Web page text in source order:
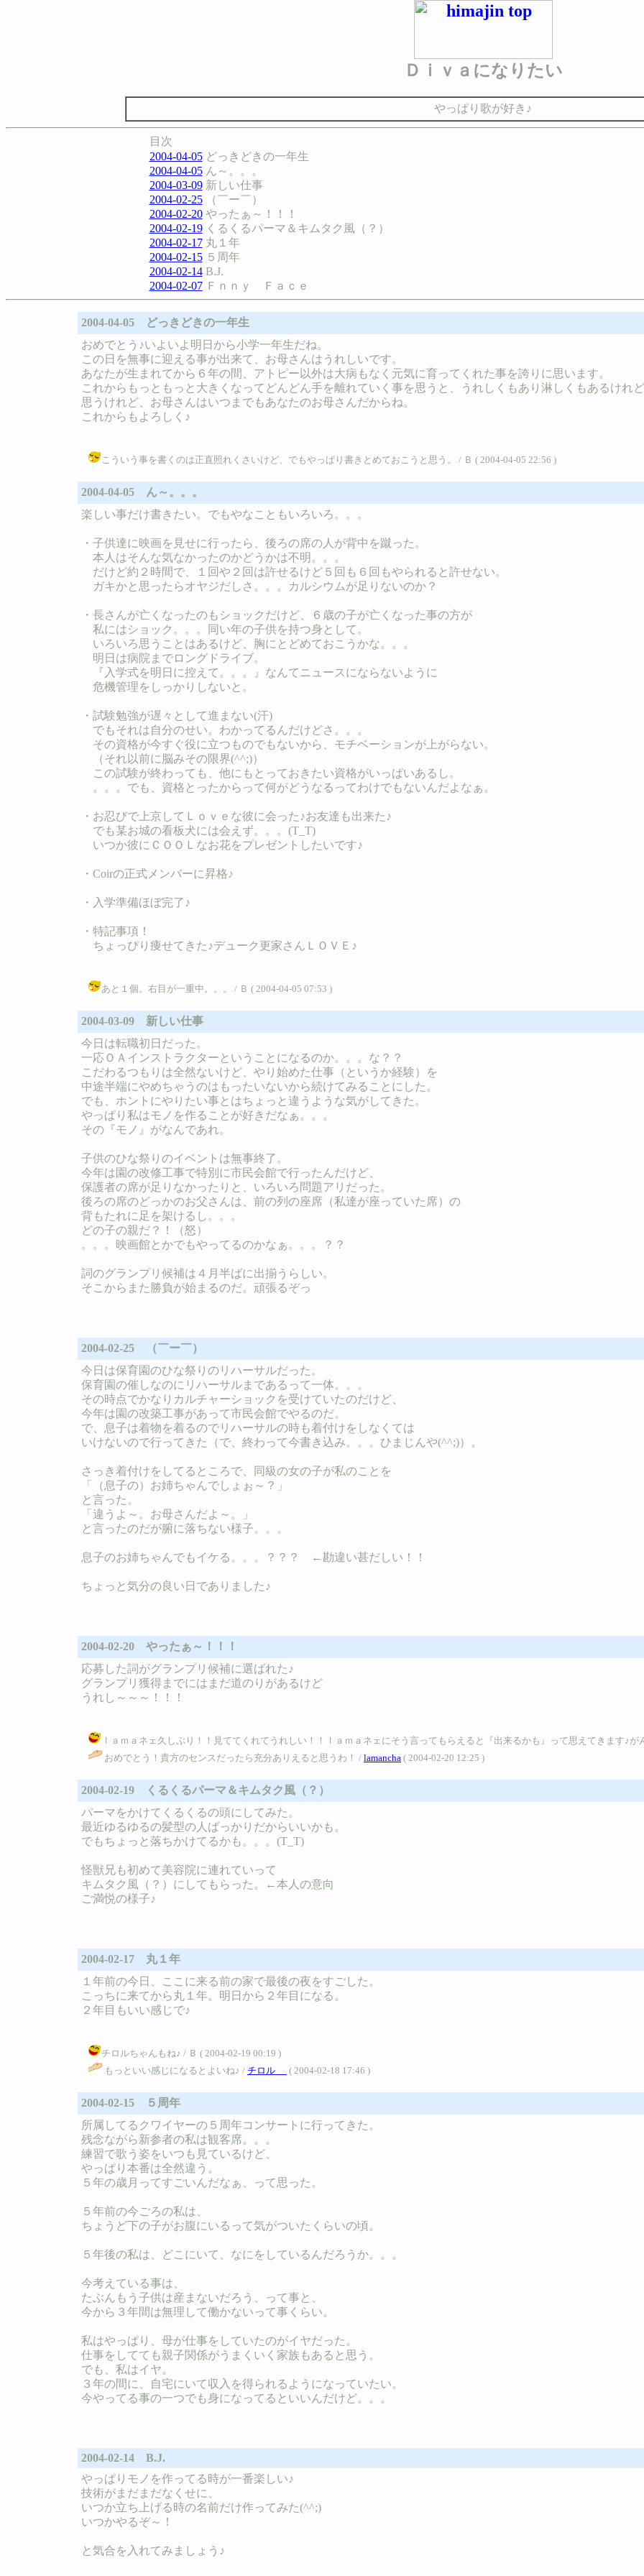
Ｄｉｖａになりたい
やっぱり歌が好き♪
目次
2004-04-05どっきどきの一年生
2004-04-05ん～。。。
2004-03-09新しい仕事
2004-02-25（￣ー￣）
2004-02-20やったぁ～！！！
2004-02-19くるくるパーマ＆キムタク風（？）
2004-02-17丸１年
2004-02-15５周年
2004-02-14B.J.
2004-02-07Ｆｎｎｙ Ｆａｃｅ
2004-04-05 どっきどきの一年生
おめでとう♪いよいよ明日から小学一年生だね。
この日を無事に迎える事が出来て、お母さんはうれしいです。
あなたが生まれてから６年の間、アトピー以外は大病もなく元気に育ってくれた事を誇りに思います。
これからもっともっと大きくなってどんどん手を離れていく事を思うと、うれしくもあり淋しくもあるけれ
思うけれど、お母さんはいつまでもあなたのお母さんだからね。
これからもよろしく♪
こういう事を書くのは正直照れくさいけど、でもやっぱり書きとめておこうと思う。 / Ｂ ( 2004-04-05 22:56 )
2004-04-05 ん～。。。
楽しい事だけ書きたい。でもやなこともいろいろ。。。
・子供達に映画を見せに行ったら、後ろの席の人が背中を蹴った。
本人はそんな気なかったのかどうかは不明。。。
だけど約２時間で、１回や２回は許せるけど５回も６回もやられると許せない。
ガキかと思ったらオヤジだしさ。。。カルシウムが足りないのか？
・長さんが亡くなったのもショックだけど、６歳の子が亡くなった事の方が
私にはショック。。。同い年の子供を持つ身として。
いろいろ思うことはあるけど、胸にとどめておこうかな。。。
明日は病院までロングドライブ。
『入学式を明日に控えて。。。』なんてニュースにならないように
危機管理をしっかりしないと。
・試験勉強が遅々として進まない(汗)
でもそれは自分のせい。わかってるんだけどさ。。。
その資格が今すぐ役に立つものでもないから、モチベーションが上がらない。
（それ以前に脳みその限界(^^;)）
この試験が終わっても、他にもとっておきたい資格がいっぱいあるし。
。。。でも、資格とったからって何がどうなるってわけでもないんだよなぁ。
・お忍びで上京してＬｏｖｅな彼に会った♪お友達も出来た♪
でも某お城の看板犬には会えず。。。(T_T)
いつか彼にＣＯＯＬなお花をプレゼントしたいです♪
・Coirの正式メンバーに昇格♪
・入学準備ほぼ完了♪
・特記事項！
ちょっぴり痩せてきた♪デューク更家さんＬＯＶＥ♪
あと１個。右目が一重中。。。 / Ｂ ( 2004-04-05 07:53 )
2004-03-09 新しい仕事
今日は転職初日だった。
一応ＯＡインストラクターということになるのか。。。な？？
こだわるつもりは全然ないけど、やり始めた仕事（というか経験）を
中途半端にやめちゃうのはもったいないから続けてみることにした。
でも、ホントにやりたい事とはちょっと違うような気がしてきた。
やっぱり私はモノを作ることが好きだなぁ。。。
その『モノ』がなんであれ。
子供のひな祭りのイベントは無事終了。
今年は園の改修工事で特別に市民会館で行ったんだけど、
保護者の席が足りなかったりと、いろいろ問題アリだった。
後ろの席のどっかのお父さんは、前の列の座席（私達が座っていた席）の
背もたれに足を架けるし。。。
どの子の親だ？！（怒）
。。。映画館とかでもやってるのかなぁ。。。？？
詞のグランプリ候補は４月半ばに出揃うらしい。
そこからまた勝負が始まるのだ。頑張るぞっ
2004-02-25 （￣ー￣）
今日は保育園のひな祭りのリハーサルだった。
保育園の催しなのにリハーサルまであるって一体。。。
その時点でかなりカルチャーショックを受けていたのだけど、
今年は園の改築工事があって市民会館でやるのだ。
で、息子は着物を着るのでリハーサルの時も着付けをしなくては
いけないので行ってきた（で、終わって今書き込み。。。ひまじんや(^^;)）。
さっき着付けをしてるところで、同級の女の子が私のことを
「（息子の）お姉ちゃんでしょぉ～？」
と言った。
「違うよ～。お母さんだよ～。」
と言ったのだが腑に落ちない様子。。。
息子のお姉ちゃんでもイケる。。。？？？ ←勘違い甚だしい！！
ちょっと気分の良い日でありました♪
2004-02-20 やったぁ～！！！
応募した詞がグランプリ候補に選ばれた♪
グランプリ獲得までにはまだ道のりがあるけど
うれし～～～！！！
ｌａｍａネェ久しぶり！！見ててくれてうれしい！！ｌａｍａネェにそう言ってもらえると『出来るかも』って思えてきます♪が
おめでとう！貴方のセンスだったら充分ありえると思うわ！ / lamancha ( 2004-02-20 12:25 )
2004-02-19 くるくるパーマ＆キムタク風（？）
パーマをかけてくるくるの頭にしてみた。
最近ゆるゆるの髪型の人ばっかりだからいいかも。
でもちょっと落ちかけてるかも。。。(T_T)
怪獣兄も初めて美容院に連れていって
キムタク風（？）にしてもらった。←本人の意向
ご満悦の様子♪
2004-02-17 丸１年
１年前の今日、ここに来る前の家で最後の夜をすごした。
こっちに来てから丸１年。明日から２年目になる。
２年目もいい感じで♪
チロルちゃんもね♪ / Ｂ ( 2004-02-19 00:19 )
もっといい感じになるとよいね♪ / チロル ( 2004-02-18 17:46 )
2004-02-15 ５周年
所属してるクワイヤーの５周年コンサートに行ってきた。
残念ながら新参者の私は観客席。。。
練習で歌う姿をいつも見ているけど、
やっぱり本番は全然違う。
５年の歳月ってすごいんだなぁ、って思った。
５年前の今ごろの私は、
ちょうど下の子がお腹にいるって気がついたくらいの頃。
５年後の私は、どこにいて、なにをしているんだろうか。。。
今考えている事は、
たぶんもう子供は産まないだろう、って事と、
今から３年間は無理して働かないって事くらい。
私はやっぱり、母が仕事をしていたのがイヤだった。
仕事をしてても親子関係がうまくいく家族もあると思う。
でも、私はイヤ。
３年の間に、自宅にいて収入を得られるようになっていたい。
今やってる事の一つでも身になってるといいんだけど。。。
2004-02-14 B.J.
やっぱりモノを作ってる時が一番楽しい♪
技術がまだまだなくせに、
いつか立ち上げる時の名前だけ作ってみた(^^;)
いつかやるぞ～！
と気合を入れてみましょう♪